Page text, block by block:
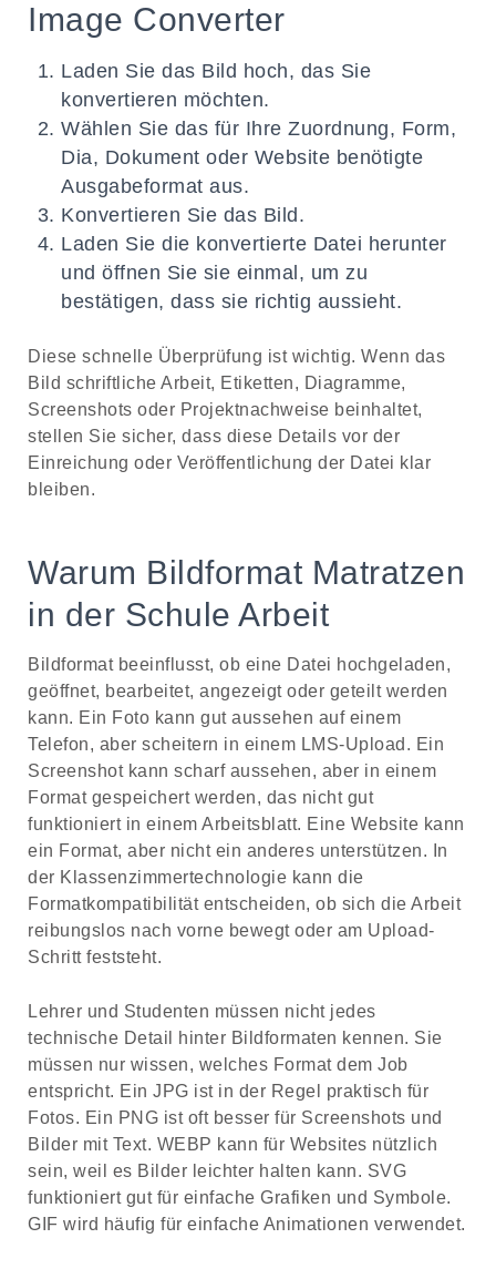
Image Converter
Laden Sie das Bild hoch, das Sie
konvertieren möchten.
Wählen Sie das für Ihre Zuordnung, Form,
Dia, Dokument oder Website benötigte
Ausgabeformat aus.
Konvertieren Sie das Bild.
Laden Sie die konvertierte Datei herunter
und öffnen Sie sie einmal, um zu
bestätigen, dass sie richtig aussieht.
Diese schnelle Überprüfung ist wichtig. Wenn das
Bild schriftliche Arbeit, Etiketten, Diagramme,
Screenshots oder Projektnachweise beinhaltet,
stellen Sie sicher, dass diese Details vor der
Einreichung oder Veröffentlichung der Datei klar
bleiben.
Warum Bildformat Matratzen
in der Schule Arbeit
Bildformat beeinflusst, ob eine Datei hochgeladen,
geöffnet, bearbeitet, angezeigt oder geteilt werden
kann. Ein Foto kann gut aussehen auf einem
Telefon, aber scheitern in einem LMS-Upload. Ein
Screenshot kann scharf aussehen, aber in einem
Format gespeichert werden, das nicht gut
funktioniert in einem Arbeitsblatt. Eine Website kann
ein Format, aber nicht ein anderes unterstützen. In
der Klassenzimmertechnologie kann die
Formatkompatibilität entscheiden, ob sich die Arbeit
reibungslos nach vorne bewegt oder am Upload-
Schritt feststeht.
Lehrer und Studenten müssen nicht jedes
technische Detail hinter Bildformaten kennen. Sie
müssen nur wissen, welches Format dem Job
entspricht. Ein JPG ist in der Regel praktisch für
Fotos. Ein PNG ist oft besser für Screenshots und
Bilder mit Text. WEBP kann für Websites nützlich
sein, weil es Bilder leichter halten kann. SVG
funktioniert gut für einfache Grafiken und Symbole.
GIF wird häufig für einfache Animationen verwendet.